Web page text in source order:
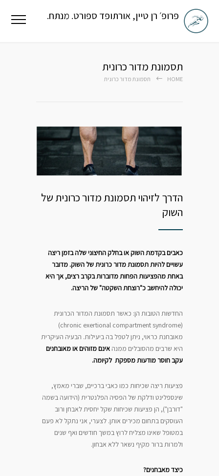
פרופ׳ רן טיין, אורתופד ספורט. מנתח.
תסמונת מדור כרונית
HOME תסמונת מדור כרונית
הדרך לזיהוי תסמונת מדור כרונית של
השוק
כאבים בקדמת השוק או בחלק החיצוני שלה בזמן ריצה
עשויים להיות תסמונת מדור כרונית של השוק. מדובר
באחת מהפציעות הפחות מדוברות בקרב רצים, אך היא
יכולה להיחשב כ"רוצחת השקטה" של הריצה.
החדשות הטובות הן: כאשר תסמונת המדור הכרונית
(chronic exertional compartment syndrome)
מאובחנת כראוי, ניתן לטפל בה ביעילות. הבעיה העיקרית
היא שרבים מהסובלים ממנה אינם מזוהים או מאובחנים
עקב חוסר מודעות מספקת לקיומה.
פציעות ריצה שכיחות כמו כאבי ברכיים, שברי מאמץ,
שינספלינט ודלקת של הפסיה הפלנטרית (הידועה בשמה
"דורבן"), הן פציעות שכיחות שקל יחסית לאבחן ורוב
העוסקים בתחום מכירים אותן. לצערי, אני נתקל לא פעם
במטופל שאינו מצליח לרוץ במשך חודשים ואף שנים
ולמרות ברור מקיף נשאר ללא אבחון.
כיצד מאבחנים?